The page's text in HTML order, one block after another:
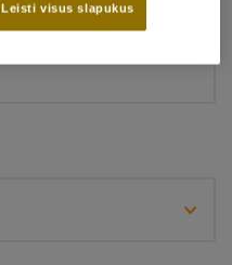
Leisti visus slapukus